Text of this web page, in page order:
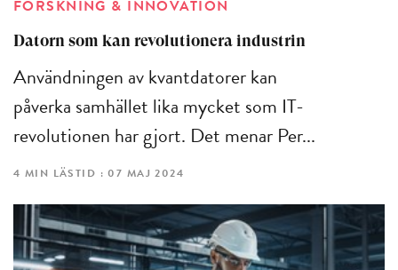
FORSKNING & INNOVATION
Datorn som kan revolutionera industrin
Användningen av kvantdatorer kan
påverka samhället lika mycket som IT-
revolutionen har gjort. Det menar Per...
4 MIN LÄSTID : 07 MAJ 2024